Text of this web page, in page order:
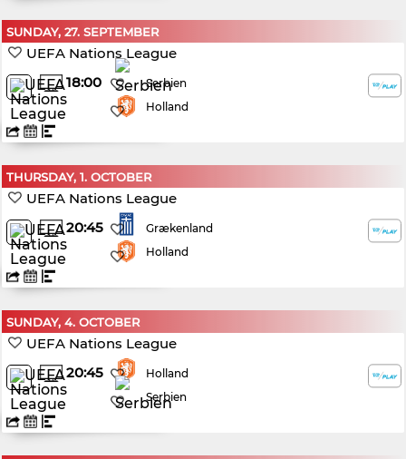
SUNDAY, 27. SEPTEMBER
UEFA Nations League
18:00
Serbien
Holland
THURSDAY, 1. OCTOBER
UEFA Nations League
20:45
Grækenland
Holland
SUNDAY, 4. OCTOBER
UEFA Nations League
20:45
Holland
Serbien